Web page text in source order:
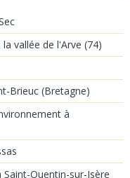
vallée de l'Arve (74)
Brieuc (Bretagne)
à
Quentin-sur-Isère